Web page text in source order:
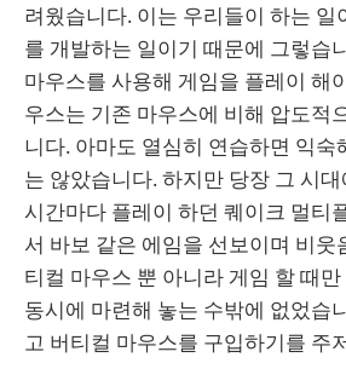
려웠습니다. 이는 우리들이 하는 일
를 개발하는 일이기 때문에 그렇습
마우스를 사용해 게임을 플레이 해
우스는 기존 마우스에 비해 압도적
니다. 아마도 열심히 연습하면 익숙
는 않았습니다. 하지만 당장 그 시
시간마다 플레이 하던 퀘이크 멀티
서 바보 같은 에임을 선보이며 비웃
티컬 마우스 뿐 아니라 게임 할 때
동시에 마련해 놓는 수밖에 없었습
고 버티컬 마우스를 구입하기를 주